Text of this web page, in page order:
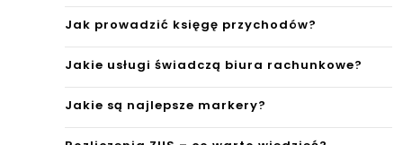
Jak prowadzić księgę przychodów?
Jakie usługi świadczą biura rachunkowe?
Jakie są najlepsze markery?